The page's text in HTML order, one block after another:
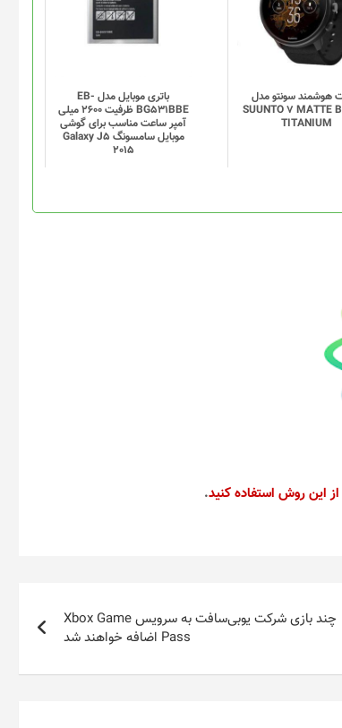
هوشمند سونتو مدل
SUUNTO 7 MATTE
TITANIUM
باتری موبایل مدل EB-
BG531BBE ظرفیت 2600 میلی
آمپر ساعت مناسب برای گوشی
موبایل سامسونگ Galaxy J5
2015
از این روش استفاده کنید.
چند بازی شرکت یوبی‌سافت به سرویس Xbox Game
Pass اضافه خواهند شد